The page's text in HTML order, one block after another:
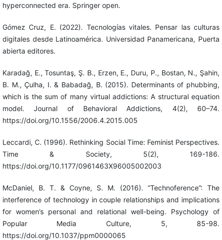
hyperconnected era. Springer open.
Gómez Cruz, E. (2022). Tecnologías vitales. Pensar las culturas
digitales desde Latinoamérica. Universidad Panamericana, Puerta
abierta editores.
Karadağ, E., Tosuntaş, Ş. B., Erzen, E., Duru, P., Bostan, N., Şahin,
B. M., Çulha, I. & Babadağ, B. (2015). Determinants of phubbing,
which is the sum of many virtual addictions: A structural equation
model. Journal of Behavioral Addictions, 4(2), 60–74.
https://doi.org/10.1556/2006.4.2015.005
Leccardi, C. (1996). Rethinking Social Time: Feminist Perspectives.
Time & Society, 5(2), 169-186.
https://doi.org/10.1177/0961463X96005002003
McDaniel, B. T. & Coyne, S. M. (2016). “Technoference”: The
interference of technology in couple relationships and implications
for women’s personal and relational well-being. Psychology of
Popular Media Culture, 5, 85-98.
https://doi.org/10.1037/ppm0000065